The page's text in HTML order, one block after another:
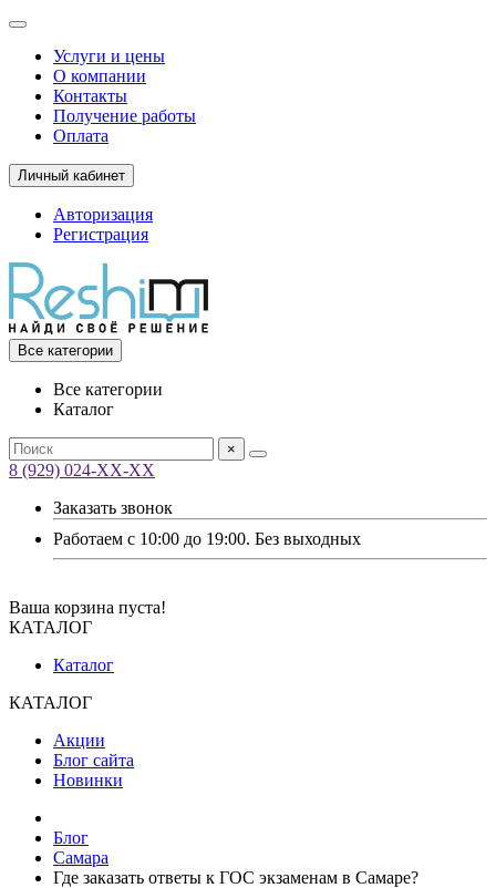
Услуги и цены
О компании
Контакты
Получение работы
Оплата
Личный кабинет
Авторизация
Регистрация
Все категории
Все категории
Каталог
×
8 (929) 024-ХХ-ХХ
Заказать звонок
Работаем с 10:00 до 19:00. Без выходных
Ваша корзина пуста!
КАТАЛОГ
Каталог
КАТАЛОГ
Акции
Блог сайта
Новинки
Блог
Самара
Где заказать ответы к ГОС экзаменам в Самаре?